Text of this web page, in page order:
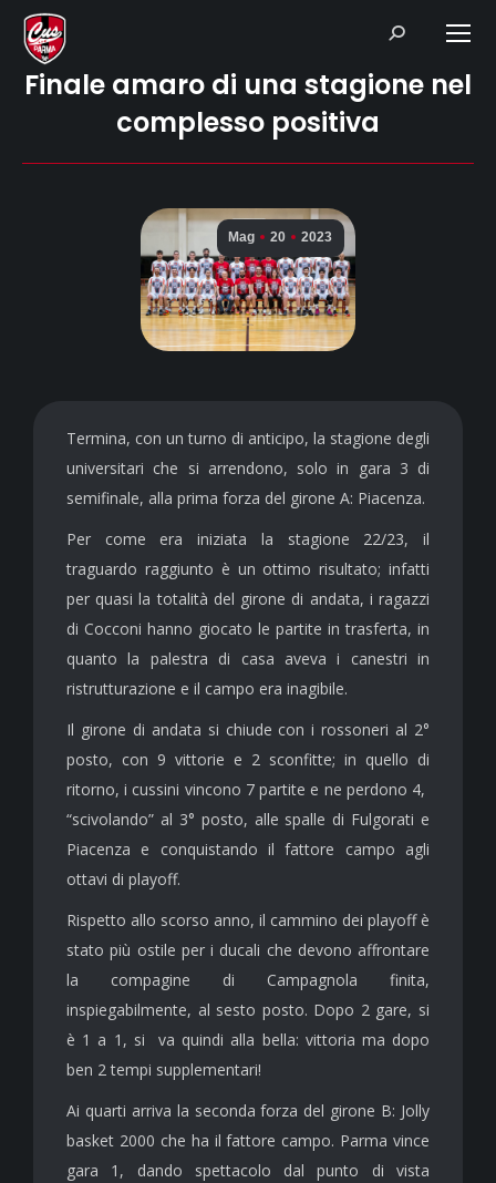
Search:
Finale amaro di una stagione nel
complesso positiva
Mag 20 2023
Termina, con un turno di anticipo, la stagione degli
universitari che si arrendono, solo in gara 3 di
semifinale, alla prima forza del girone A: Piacenza.
Per come era iniziata la stagione 22/23, il
traguardo raggiunto è un ottimo risultato; infatti
per quasi la totalità del girone di andata, i ragazzi
di Cocconi hanno giocato le partite in trasferta, in
quanto la palestra di casa aveva i canestri in
ristrutturazione e il campo era inagibile.
Il girone di andata si chiude con i rossoneri al 2°
posto, con 9 vittorie e 2 sconfitte; in quello di
ritorno, i cussini vincono 7 partite e ne perdono 4,
“scivolando” al 3° posto, alle spalle di Fulgorati e
Piacenza e conquistando il fattore campo agli
ottavi di playoff.
Rispetto allo scorso anno, il cammino dei playoff è
stato più ostile per i ducali che devono affrontare
la compagine di Campagnola finita,
inspiegabilmente, al sesto posto. Dopo 2 gare, si
è 1 a 1, si va quindi alla bella: vittoria ma dopo
ben 2 tempi supplementari!
Ai quarti arriva la seconda forza del girone B: Jolly
basket 2000 che ha il fattore campo. Parma vince
gara 1, dando spettacolo dal punto di vista